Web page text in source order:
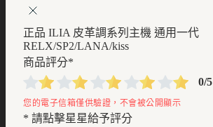
正品 ILIA 皮革調系列主機 通用一代
RELX/SP2/LANA/kiss
商品評分*
0/5
* 請點擊星星給予評分